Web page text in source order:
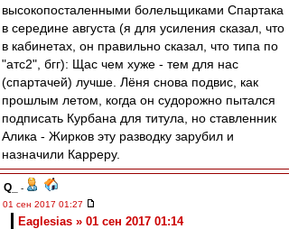
высокопосталенными болельщиками Спартака
в середине августа (я для усиления сказал, что
в кабинетах, он правильно сказал, что типа по
"атс2", бгг): Щас чем хуже - тем для нас
(спартачей) лучше. Лёня снова подвис, как
прошлым летом, когда он судорожно пытался
подписать Курбана для титула, но ставленник
Алика - Жирков эту разводку зарубил и
назначили Карреру.
Q_
-
01 сен 2017 01:27
Eaglesias » 01 сен 2017 01:14